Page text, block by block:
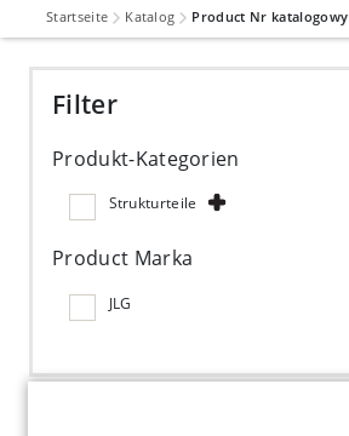
Startseite Katalog Product Nr katalogowy
Filter
Produkt-Kategorien
Strukturteile
Product Marka
JLG